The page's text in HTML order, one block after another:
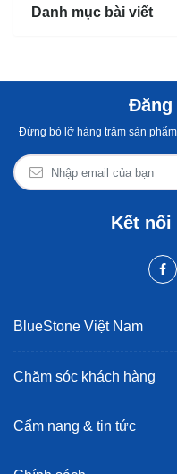
Danh mục bài viết
Đăng
Đừng bỏ lỡ hàng trăm sản
Kết
BlueStone Việt Nam
Chăm sóc khách hàng
Cẩm nang & tin tức